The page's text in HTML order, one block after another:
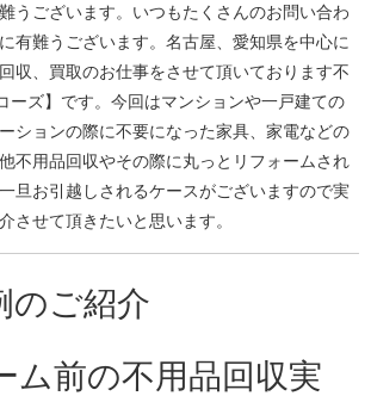
うございます。いつもたくさんのお問い合わ
有難うございます。名古屋、愛知県を中心に
収、買取のお仕事をさせて頂いております不
ーズ】です。今回はマンションや一戸建ての
ションの際に不要になった家具、家電などの
不用品回収やその際に丸っとリフォームされ
旦お引越しされるケースがございますので実
させて頂きたいと思います。
のご紹介
ム前の不用品回収実